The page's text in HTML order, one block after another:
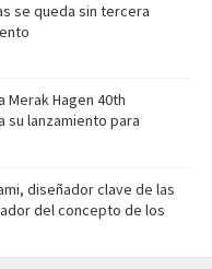
se queda sin tercera
Merak Hagen 40th
su lanzamiento para
diseñador clave de las
del concepto de los